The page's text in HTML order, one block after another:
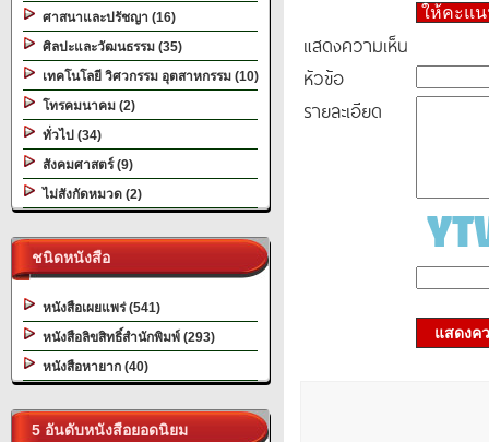
ศาสนาและปรัชญา (16)
ศิลปะและวัฒนธรรม (35)
เทคโนโลยี วิศวกรรม อุตสาหกรรม (10)
โทรคมนาคม (2)
ทั่วไป (34)
สังคมศาสตร์ (9)
ไม่สังกัดหมวด (2)
ชนิดหนังสือ
หนังสือเผยแพร่ (541)
หนังสือลิขสิทธิ์สำนักพิมพ์ (293)
หนังสือหายาก (40)
5 อันดับหนังสือยอดนิยม
ให้คะแ
แสดงความเห็น
หัวข้อ
รายละเอียด
แสดงค